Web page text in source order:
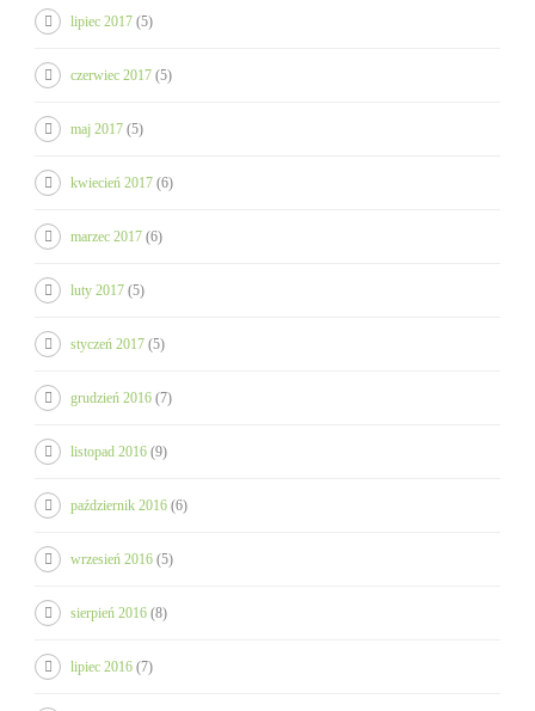
lipiec 2017 (5)
czerwiec 2017 (5)
maj 2017 (5)
kwiecień 2017 (6)
marzec 2017 (6)
luty 2017 (5)
styczeń 2017 (5)
grudzień 2016 (7)
listopad 2016 (9)
październik 2016 (6)
wrzesień 2016 (5)
sierpień 2016 (8)
lipiec 2016 (7)